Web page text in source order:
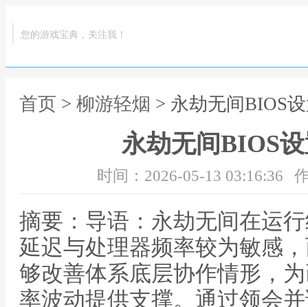
您的游戏宝典，关注我！
首页 > 柳游轻烟 > 永劫无间BIOS
永劫无间BIOS
时间：2026-05-13 03:16:36
摘要：导语：永劫无间在运
延迟与处理器频率较为敏感
够改善体系底层协作情形，
率波动提供支撑。通过领会